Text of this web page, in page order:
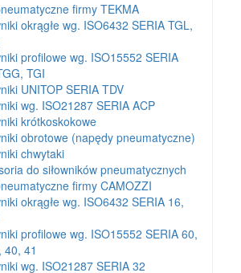
firmy TEKMA
okrągłe wg. ISO6432 SERIA TGL,
profilowe wg. ISO15552 SERIA
TGI
UNITOP SERIA TDV
wg. ISO21287 SERIA ACP
krótkoskokowe
obrotowe (napędy pneumatyczne)
chwytaki
do siłowników pneumatycznych
firmy CAMOZZI
okrągłe wg. ISO6432 SERIA 16,
profilowe wg. ISO15552 SERIA 60,
40, 41
wg. ISO21287 SERIA 32